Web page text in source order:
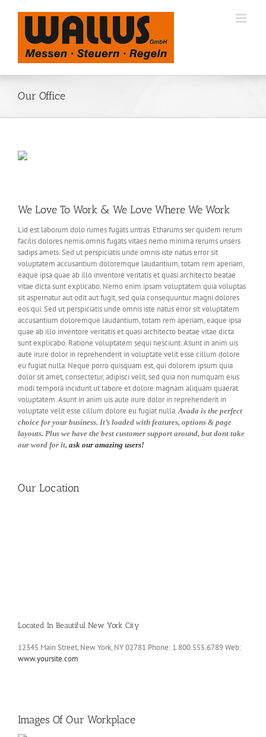
Our Office
We Love To Work & We Love Where We Work
Lid est laborum dolo rumes fugats untras. Etharums ser quidem rerum
facilis dolores nemis omnis fugats vitaes nemo minima rerums unsers
sadips amets. Sed ut perspiciatis unde omnis iste natus error sit
voluptatem accusantium doloremque laudantium, totam rem aperiam,
eaque ipsa quae ab illo inventore veritatis et quasi architecto beatae
vitae dicta sunt explicabo. Nemo enim ipsam voluptatem quia voluptas
sit aspernatur aut odit aut fugit, sed quia consequuntur magni dolores
eos qui. Sed ut perspiciatis unde omnis iste natus error sit voluptatem
accusantium doloremque laudantium, totam rem aperiam, eaque ipsa
quae ab illo inventore veritatis et quasi architecto beatae vitae dicta
sunt explicabo. Ratione voluptatem sequi nesciunt. Asunt in anim uis
aute irure dolor in reprehenderit in voluptate velit esse cillum dolore
eu fugiat nulla. Neque porro quisquam est, qui dolorem ipsum quia
dolor sit amet, consectetur, adipisci velit, sed quia non numquam eius
modi tempora incidunt ut labore et dolore magnam aliquam quaerat
voluptatem. Asunt in anim uis aute irure dolor in reprehenderit in
voluptate velit esse cillum dolore eu fugiat nulla.Avada is the perfect
choice for your business. It’s loaded with features, options & page
layouts. Plus we have the best customer support around, but dont take
our word for it, ask our amazing users!
Our Location
Located In Beautiful New York City
12345 Main Street, New York, NY 02781 Phone: 1.800.555.6789 Web:
www.yoursite.com
Images Of Our Workplace